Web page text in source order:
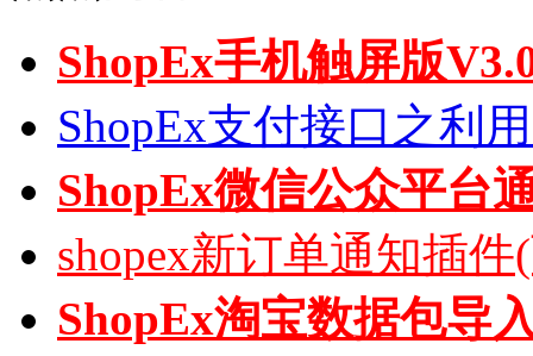
ShopEx手机触屏版
ShopEx支付接口之利
ShopEx微信公众平台
shopex新订单通知插件
ShopEx淘宝数据包导